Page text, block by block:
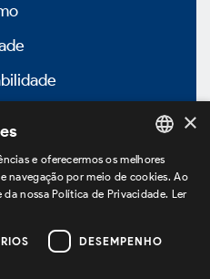
no LinkedIn
PORTUGUESE
×
e oferecermos os melhores
navegação por meio de cookies. Ao
nossa Política de Privacidade. Ler
DESEMPENHO